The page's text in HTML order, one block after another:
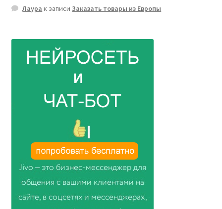
Лаура к записиЗаказать товары из Европы